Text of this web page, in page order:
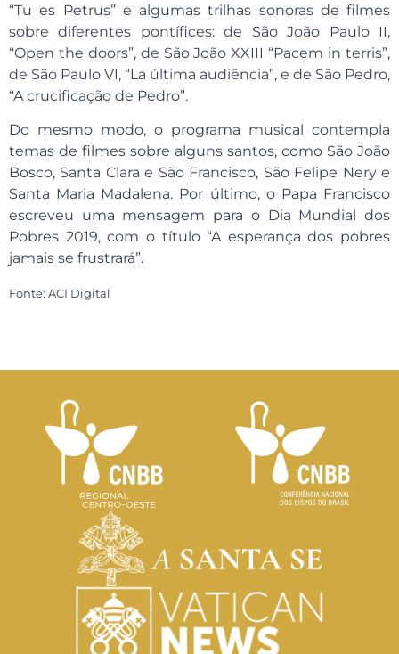
“Tu es Petrus” e algumas trilhas sonoras de filmes
sobre diferentes pontífices: de São João Paulo II,
“Open the doors”, de São João XXIII “Pacem in terris”,
de São Paulo VI, “La última audiência”, e de São Pedro,
“A crucificação de Pedro”.
Do mesmo modo, o programa musical contempla
temas de filmes sobre alguns santos, como São João
Bosco, Santa Clara e São Francisco, São Felipe Nery e
Santa Maria Madalena. Por último, o Papa Francisco
escreveu uma mensagem para o Dia Mundial dos
Pobres 2019, com o título “A esperança dos pobres
jamais se frustrará”.
Fonte: ACI Digital